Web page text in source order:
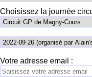
Choisissez la journée
Votre adresse email :